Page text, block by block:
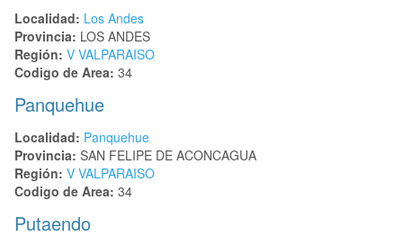
Localidad: Los Andes
Provincia: LOS ANDES
Región: V VALPARAISO
Codigo de Area: 34
Panquehue
Localidad: Panquehue
Provincia: SAN FELIPE DE ACONCAGUA
Región: V VALPARAISO
Codigo de Area: 34
Putaendo